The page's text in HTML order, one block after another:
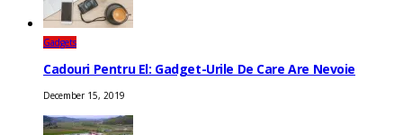
Gadgets
Cadouri Pentru El: Gadget-Urile De Care Are Nevoie
December 15, 2019